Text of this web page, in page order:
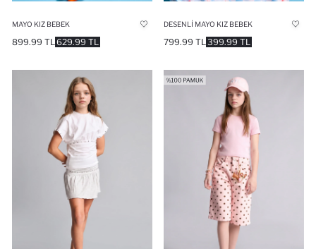
MAYO KIZ BEBEK
629.99 TL
899.99 TL
DESENLI MAYO KIZ BEBEK
399.99 TL
799.99 TL